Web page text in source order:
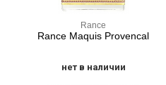
Rance
Rance Maquis Provencal
нет в наличии